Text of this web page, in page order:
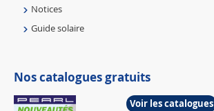
Notices
Guide solaire
Nos catalogues gratuits
Voir les catalogues